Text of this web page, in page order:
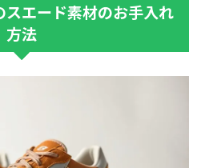
エード素材のお手入れ
方法